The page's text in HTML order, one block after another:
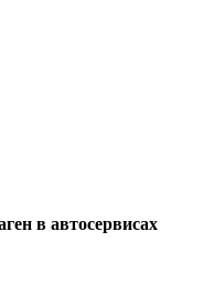
в автосервисах